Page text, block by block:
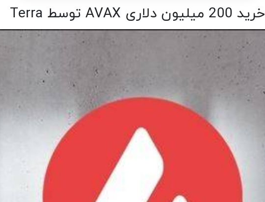
خرید 200 میلیون دلاری AVAX توسط Terra